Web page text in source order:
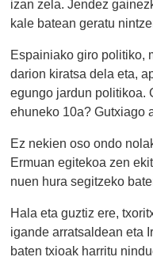
izan zela. Jendez
kale batean geratu
Espainiako giro politiko,
darion kiratsa dela eta,
egungo jardun politikoa.
ehuneko 10a? Gutxiago
Ez nekien oso ondo
Ermuan egitekoa zen
nuen hura segitzeko
Hala eta guztiz ere,
igande arratsaldean eta
baten txioak harritu